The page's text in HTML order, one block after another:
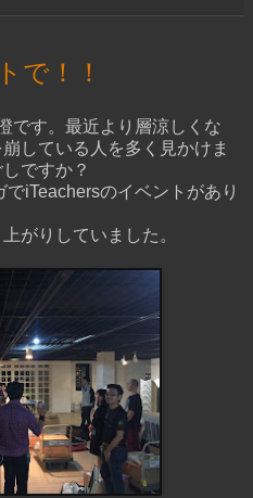
で！！
です。最近より層涼しくな
している人を多く見かけま
ですか？
iTeachersのイベントがあり
がりしていました。